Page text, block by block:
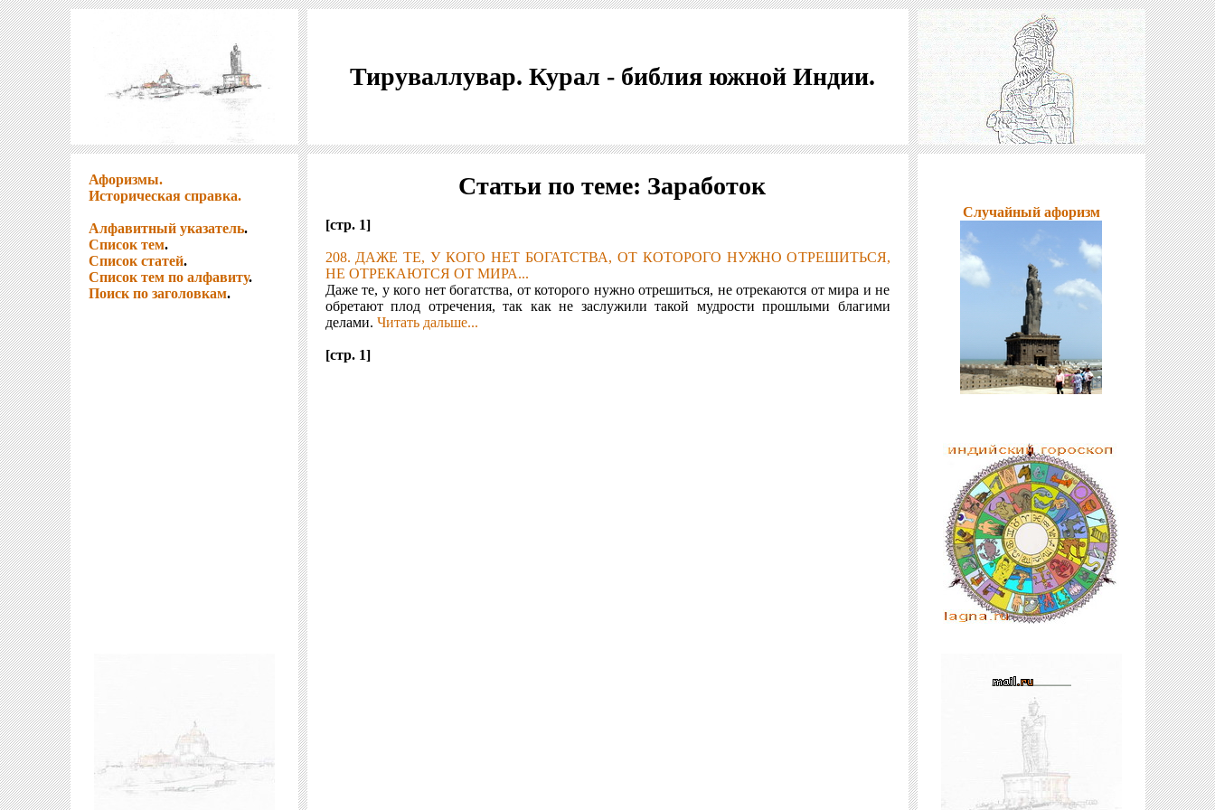
Тируваллувар. Курал - библия южной Индии.
Афоризмы.
Историческая справка.
Алфавитный указатель.
Список тем.
Список статей.
Список тем по алфавиту.
Поиск по заголовкам.
Статьи по теме: Заработок
[стр. 1]
208. ДАЖЕ ТЕ, У КОГО НЕТ БОГАТСТВА, ОТ КОТОРОГО НУЖНО ОТРЕШИТЬСЯ,
НЕ ОТРЕКАЮТСЯ ОТ МИРА...
Даже те, у кого нет богатства, от которого нужно отрешиться, не отрекаются от мира и не
обретают плод отречения, так как не заслужили такой мудрости прошлыми благими
делами. Читать дальше...
[стр. 1]
Случайный афоризм